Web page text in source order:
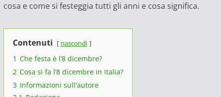
cosa e come si festeggia tutti gli anni e cosa significa.
Contenuti nascondi
1 Che festa è l’8 dicembre?
2 Cosa si fa l’8 dicembre in Italia?
3 Informazioni sull'autore